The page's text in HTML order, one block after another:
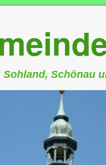
Schönau